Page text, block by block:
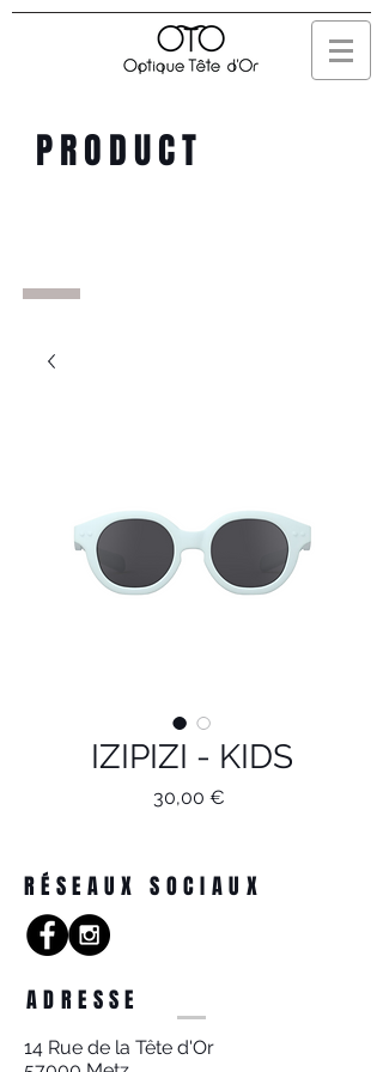
PRODUCT
IZIPIZI - KIDS
30,00 €Prix
RÉSEAUX SOCIAUX
ADRESSE
14 Rue de la Tête d'Or